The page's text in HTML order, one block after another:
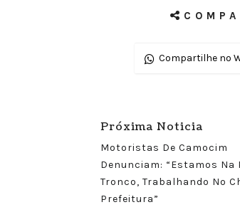
Compartilhe no
Próxima Noticia
Motoristas De Camocim
Denunciam: “Estamos Na
Tronco, Trabalhando No
Prefeitura”